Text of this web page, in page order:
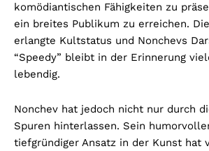
komödiantischen Fähigkeiten zu
ein breites Publikum zu erreichen.
erlangte Kultstatus und Nonchevs
“Speedy” bleibt in der Erinnerung
lebendig.
Nonchev hat jedoch nicht nur durch
Spuren hinterlassen. Sein
tiefgründiger Ansatz in der Kunst hat